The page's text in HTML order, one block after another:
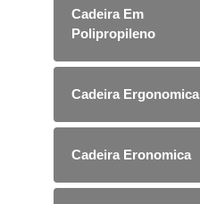
Cadeira Em
Polipropileno
Cadeira Ergonomica
Cadeira Eronomica